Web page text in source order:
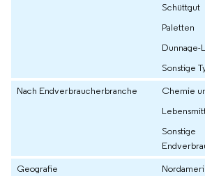
Schüttgut
Paletten
Dunnage-
Sonstige
Nach Endverbraucherbranche
Chemie
Sonstige
Geografie